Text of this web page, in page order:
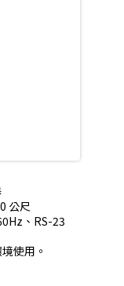
公尺
、RS-23